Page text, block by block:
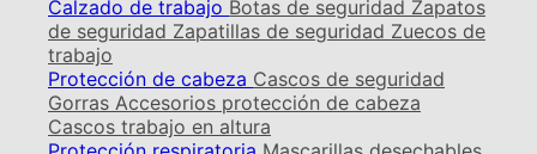
Calzado de trabajo Botas de seguridad Zapatos
de seguridad Zapatillas de seguridad Zuecos de
trabajo
Protección de cabeza Cascos de seguridad
Gorras Accesorios protección de cabeza
Cascos trabajo en altura